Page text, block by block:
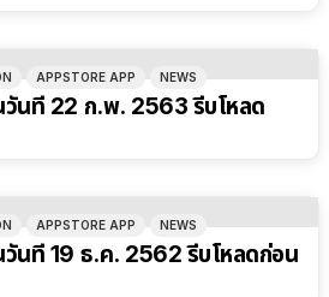
APPSTORE APP NEWS
นที่ 22 ก.พ. 2563 รีบโหลด
APPSTORE APP NEWS
นที่ 19 ธ.ค. 2562 รีบโหลดก่อน